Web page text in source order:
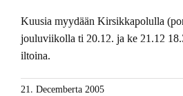
Kuusia myydään Kirsikkapolulla
jouluviikolla ti 20.12. ja ke 21.12
iltoina.
21. Decemberta 2005